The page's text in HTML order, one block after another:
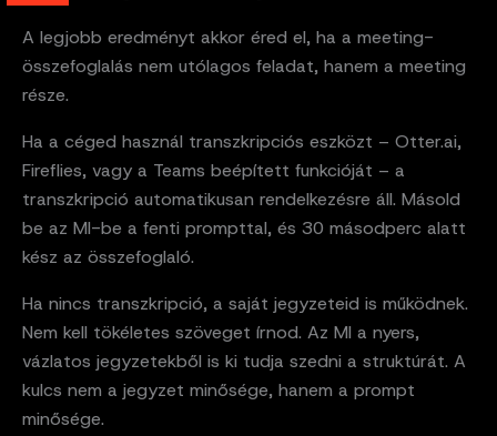
A legjobb eredményt akkor éred el, ha a meeting-
összefoglalás nem utólagos feladat, hanem a meeting
része.
Ha a céged használ transzkripciós eszközt – Otter.ai,
Fireflies, vagy a Teams beépített funkcióját – a
transzkripció automatikusan rendelkezésre áll. Másold
be az MI-be a fenti prompttal, és 30 másodperc alatt
kész az összefoglaló.
Ha nincs transzkripció, a saját jegyzeteid is működnek.
Nem kell tökéletes szöveget írnod. Az MI a nyers,
vázlatos jegyzetekből is ki tudja szedni a struktúrát. A
kulcs nem a jegyzet minősége, hanem a prompt
minősége.